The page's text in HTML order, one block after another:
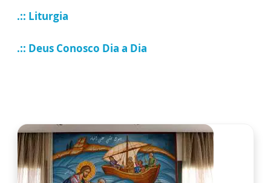
.:: Liturgia
.:: Deus Conosco Dia a Dia